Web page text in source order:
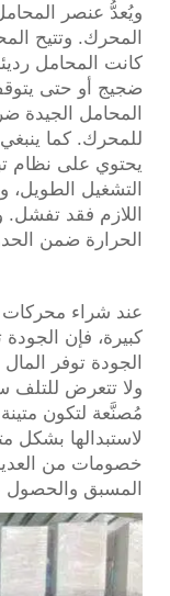
ويُعدُّ عنصر
المحرك. وتتيح
كانت المحامل
ضجيج أو حتى
المحامل الجيدة
للمحرك. كما
يحتوي على نظام
التشغيل الطويل،
اللازم فقد تفشل.
الحرارة ضمن
عند شراء محركات
كبيرة، فإن
الجودة توفر
ولا تتعرض للتلف
مُصنَّعة لتكون متينة
لاستبدالها بشكل
خصومات من
المسبق والحصول